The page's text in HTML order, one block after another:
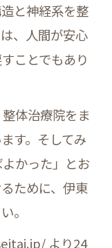
と神経系を整
、人間が安心
ことでもあり
体治療院をま
す。そしてみ
かった」とお
ために、伊東
。
より24